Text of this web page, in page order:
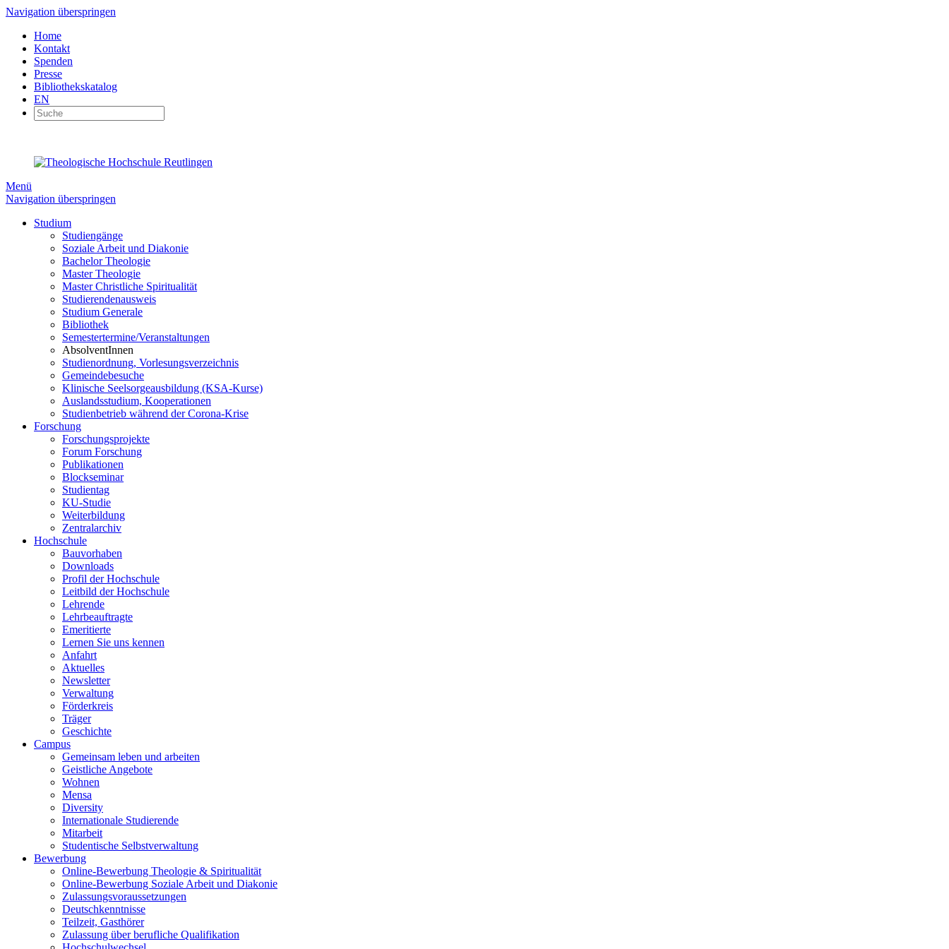
Navigation überspringen
Home
Kontakt
Spenden
Presse
Bibliothekskatalog
EN
Menü
Navigation überspringen
Studium
Studiengänge
Soziale Arbeit und Diakonie
Bachelor Theologie
Master Theologie
Master Christliche Spiritualität
Studierendenausweis
Studium Generale
Bibliothek
Semestertermine/Veranstaltungen
AbsolventInnen
Studienordnung, Vorlesungsverzeichnis
Gemeindebesuche
Klinische Seelsorgeausbildung (KSA-Kurse)
Auslandsstudium, Kooperationen
Studienbetrieb während der Corona-Krise
Forschung
Forschungsprojekte
Forum Forschung
Publikationen
Blockseminar
Studientag
KU-Studie
Weiterbildung
Zentralarchiv
Hochschule
Bauvorhaben
Downloads
Profil der Hochschule
Leitbild der Hochschule
Lehrende
Lehrbeauftragte
Emeritierte
Lernen Sie uns kennen
Anfahrt
Aktuelles
Newsletter
Verwaltung
Förderkreis
Träger
Geschichte
Campus
Gemeinsam leben und arbeiten
Geistliche Angebote
Wohnen
Mensa
Diversity
Internationale Studierende
Mitarbeit
Studentische Selbstverwaltung
Bewerbung
Online-Bewerbung Theologie & Spiritualität
Online-Bewerbung Soziale Arbeit und Diakonie
Zulassungsvoraussetzungen
Deutschkenntnisse
Teilzeit, Gasthörer
Zulassung über berufliche Qualifikation